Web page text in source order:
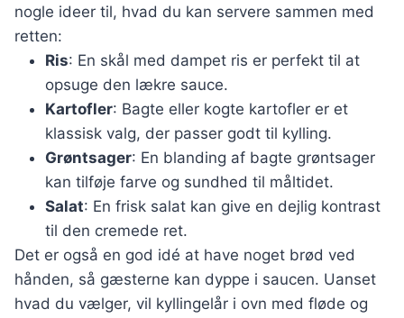
nogle ideer til, hvad du kan servere sammen med
retten:
Ris: En skål med dampet ris er perfekt til at
opsuge den lækre sauce.
Kartofler: Bagte eller kogte kartofler er et
klassisk valg, der passer godt til kylling.
Grøntsager: En blanding af bagte grøntsager
kan tilføje farve og sundhed til måltidet.
Salat: En frisk salat kan give en dejlig kontrast
til den cremede ret.
Det er også en god idé at have noget brød ved
hånden, så gæsterne kan dyppe i saucen. Uanset
hvad du vælger, vil kyllingelår i ovn med fløde og